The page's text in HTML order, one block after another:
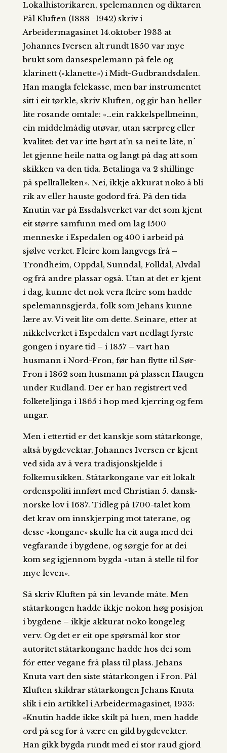
Lokalhistorikaren, spelemannen og diktaren
Pål Kluften (1888 -1942) skriv i
Arbeidermagasinet 14.oktober 1933 at
Johannes Iversen alt rundt 1850 var mye
brukt som dansespelemann på fele og
klarinett («klanette») i Midt-Gudbrandsdalen.
Han mangla felekasse, men bar instrumentet
sitt i eit tørkle, skriv Kluften, og gir han heller
lite rosande omtale: «…ein rakkelspellmeinn,
ein middelmådig utøvar, utan særpreg eller
kvalitet: det var itte hørt at´n sa nei te låte, n´
let gjenne heile natta og langt på dag att som
skikken va den tida. Betalinga va 2 shillinge
på spelltalleken». Nei, ikkje akkurat noko å bli
rik av eller hauste godord frå. På den tida
Knutin var på Essdalsverket var det som kjent
eit større samfunn med om lag 1500
menneske i Espedalen og 400 i arbeid på
sjølve verket. Fleire kom langvegs frå –
Trondheim, Oppdal, Sunndal, Folldal, Alvdal
og frå andre plassar også. Utan at det er kjent
i dag, kunne det nok vera fleire som hadde
spelemannsgjerda, folk som Jehans kunne
lære av. Vi veit lite om dette. Seinare, etter at
nikkelverket i Espedalen vart nedlagt fyrste
gongen i nyare tid – i 1857 – vart han
husmann i Nord-Fron, før han flytte til Sør-
Fron i 1862 som husmann på plassen Haugen
under Rudland. Der er han registrert ved
folketeljinga i 1865 i hop med kjerring og fem
ungar.
Men i ettertid er det kanskje som ståtarkonge,
altså bygdevektar, Johannes Iversen er kjent
ved sida av å vera tradisjonskjelde i
folkemusikken. Ståtarkongane var eit lokalt
ordenspoliti innført med Christian 5. dansk-
norske lov i 1687. Tidleg på 1700-talet kom
det krav om innskjerping mot taterane, og
desse «kongane» skulle ha eit auga med dei
vegfarande i bygdene, og sørgje for at dei
kom seg igjennom bygda «utan å stelle til for
mye leven».
Så skriv Kluften på sin levande måte. Men
ståtarkongen hadde ikkje nokon høg posisjon
i bygdene – ikkje akkurat noko kongeleg
verv. Og det er eit ope spørsmål kor stor
autoritet ståtarkongane hadde hos dei som
fór etter vegane frå plass til plass. Jehans
Knuta vart den siste ståtarkongen i Fron. Pål
Kluften skildrar ståtarkongen Jehans Knuta
slik i ein artikkel i Arbeidermagasinet, 1933:
«Knutin hadde ikke skilt på luen, men hadde
ord på seg for å være en gild bygdevekter.
Han gikk bygda rundt med ei stor raud gjord